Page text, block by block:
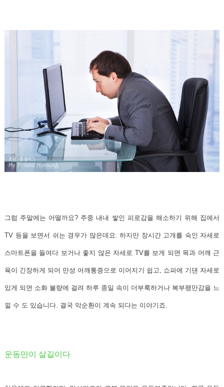
그럼 주말에는 어떨까요? 주중 내내 쌓인 피로감을 해소하기 위해 집에서
TV 등을 보면서 쉬는 경우가 많은데요. 하지만 장시간 고개를 숙인 자세로
스마트폰을 들여다 보거나 좋지 않은 자세로 TV를 보게 되면 목과 어깨 근
육이 긴장하게 되어 만성 어깨통증으로 이어지기 쉽고, 쇼파에 기댄 자세로
있게 되면 소화 불량에 걸려 하루 종일 속이 더부룩하거나 복부팽만감을 느
낄 수 도 있습니다. 결국 악순환이 계속 되다는 이야기죠.
운동만이 살길이다